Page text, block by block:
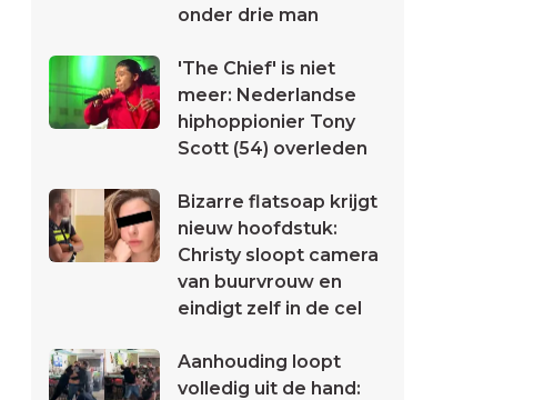
onder drie man
'The Chief' is niet
meer: Nederlandse
hiphoppionier Tony
Scott (54) overleden
Bizarre flatsoap krijgt
nieuw hoofdstuk:
Christy sloopt camera
van buurvrouw en
eindigt zelf in de cel
Aanhouding loopt
volledig uit de hand: